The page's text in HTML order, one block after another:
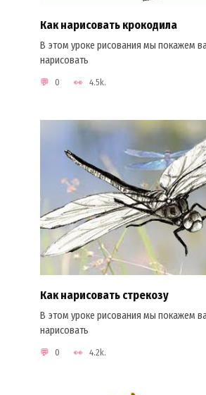
Как нарисовать крокодила
В этом уроке рисования мы покажем
нарисовать
0 4.5k.
Как нарисовать стрекозу
В этом уроке рисования мы покажем
нарисовать
0 4.2k.